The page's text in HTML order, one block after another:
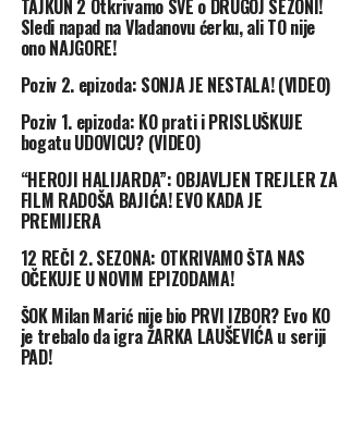
TAJKUN 2 Otkrivamo SVE o DRUGOJ SEZONI!
Sledi napad na Vladanovu ćerku, ali TO nije
ono NAJGORE!
Poziv 2. epizoda: SONJA JE NESTALA! (VIDEO)
Poziv 1. epizoda: KO prati i PRISLUŠKUJE
bogatu UDOVICU? (VIDEO)
“HEROJI HALIJARDA”: OBJAVLJEN TREJLER ZA
FILM RADOŠA BAJIĆA! EVO KADA JE
PREMIJERA
12 REČI 2. SEZONA: OTKRIVAMO ŠTA NAS
OČEKUJE U NOVIM EPIZODAMA!
ŠOK Milan Marić nije bio PRVI IZBOR? Evo KO
je trebalo da igra ŽARKA LAUŠEVIĆA u seriji
PAD!